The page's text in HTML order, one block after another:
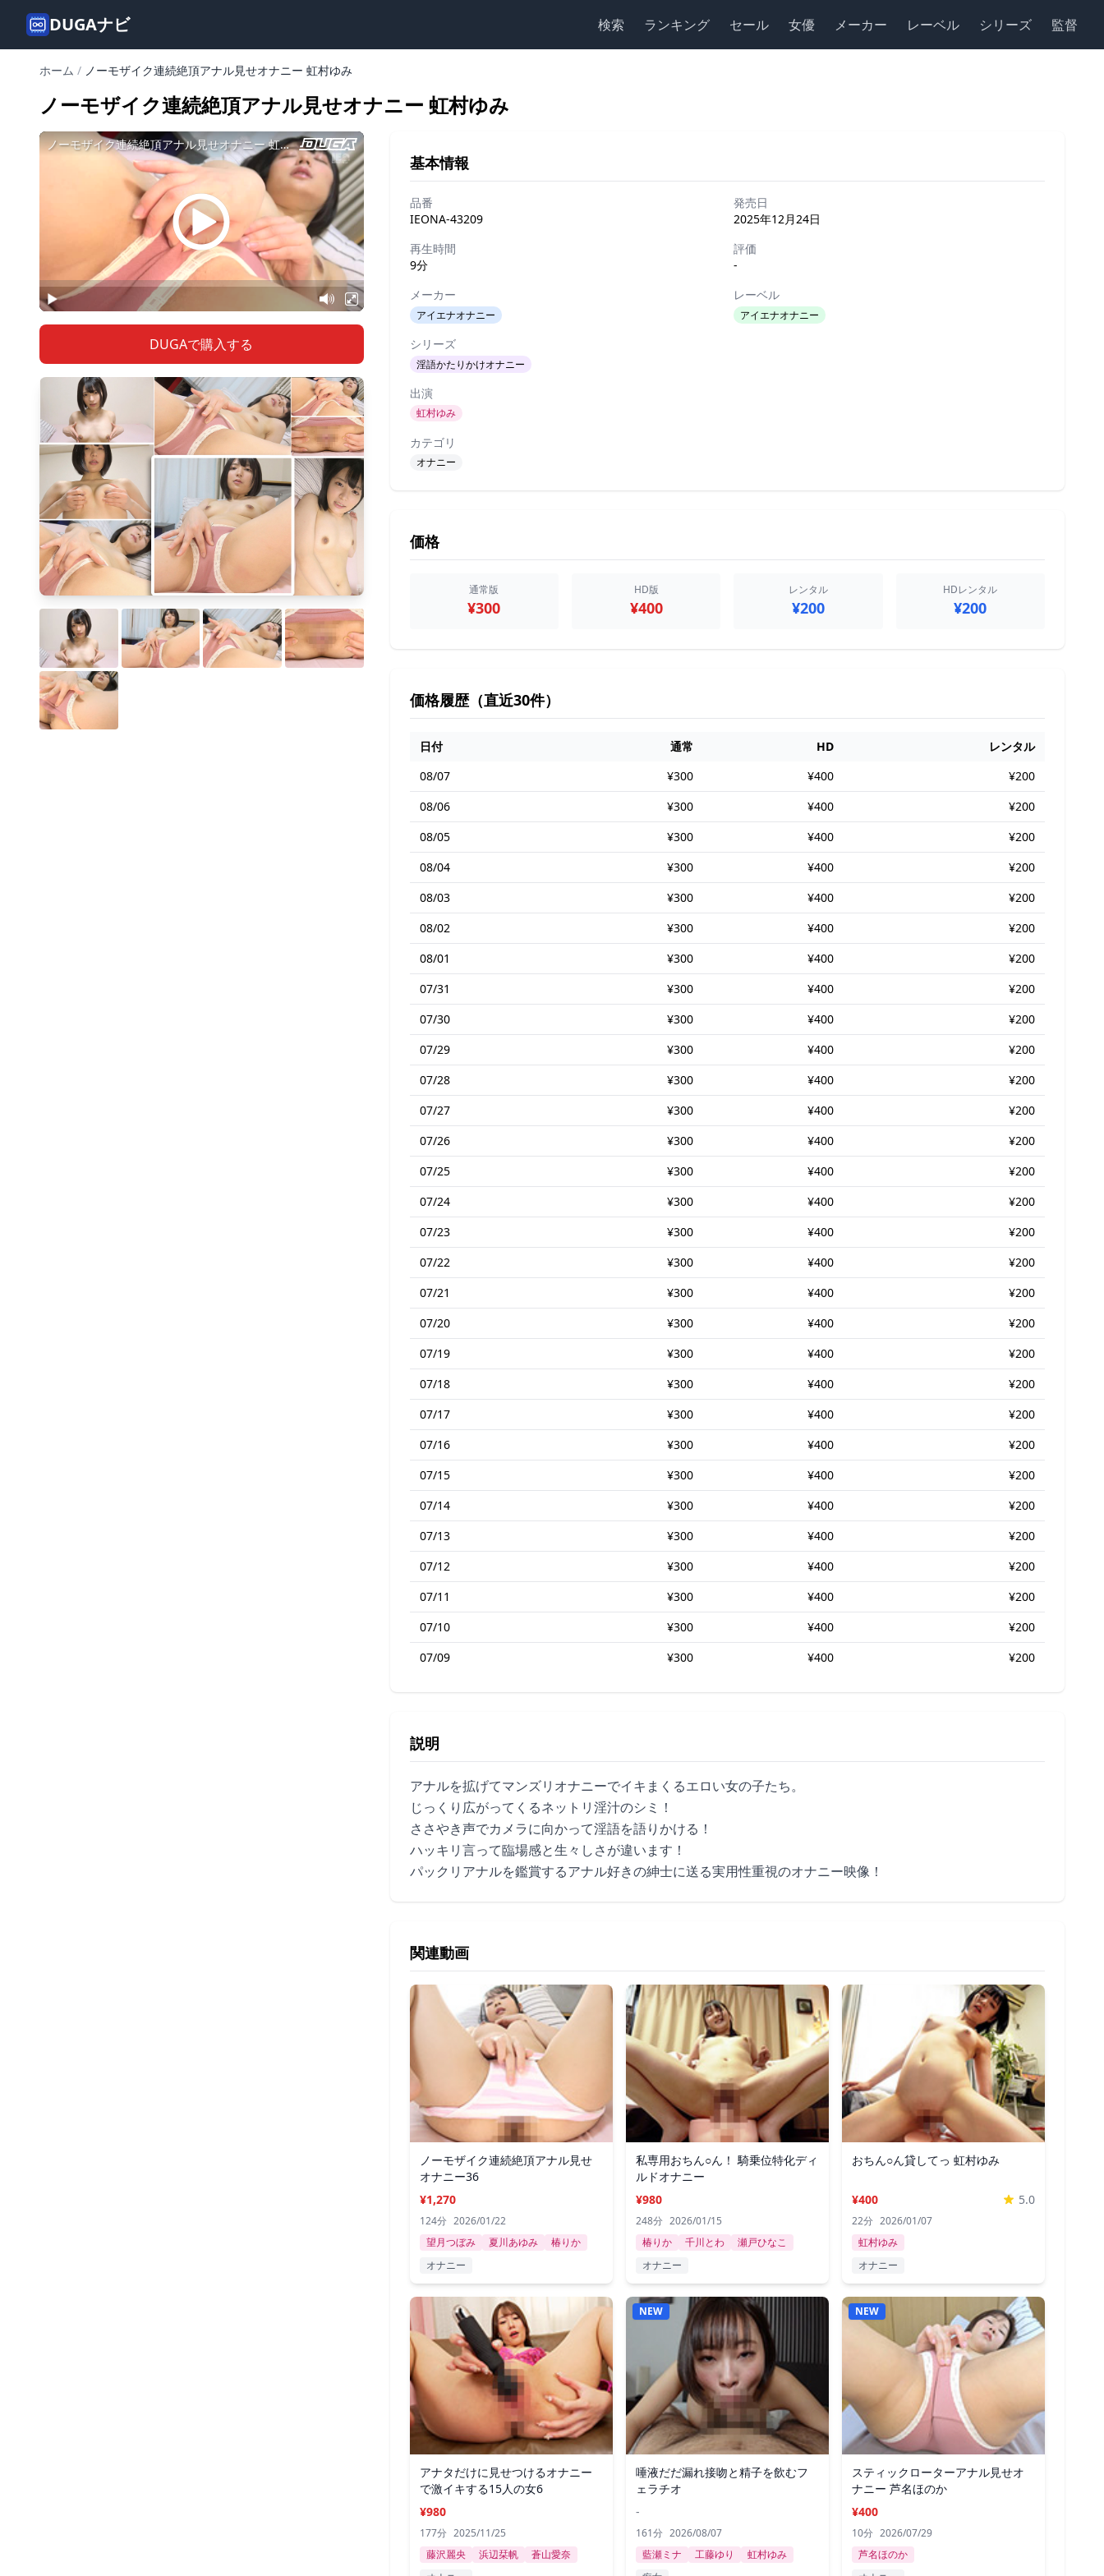
DUGAナビ 検索 ランキング セール 女優 メーカー レーベル シリーズ 監督
ホーム / ノーモザイク連続絶頂アナル見せオナニー 虹村ゆみ
ノーモザイク連続絶頂アナル見せオナニー 虹村ゆみ
DUGAで購入する
基本情報
品番
IEONA-43209
発売日
2025年12月24日
再生時間
9分
評価
-
メーカー
アイエナオナニー
レーベル
アイエナオナニー
シリーズ
淫語かたりかけオナニー
出演
虹村ゆみ
カテゴリ
オナニー
価格
通常版
¥300
HD版
¥400
レンタル
¥200
HDレンタル
¥200
価格履歴（直近30件）
日付 通常 HD
レンタル
08/07
¥300 ¥400
¥200
08/06
¥300 ¥400
¥200
08/05
¥300 ¥400
¥200
08/04
¥300 ¥400
¥200
08/03
¥300 ¥400
¥200
08/02
¥300 ¥400
¥200
08/01
¥300 ¥400
¥200
07/31
¥300 ¥400
¥200
07/30
¥300 ¥400
¥200
07/29
¥300 ¥400
¥200
07/28
¥300 ¥400
¥200
07/27
¥300 ¥400
¥200
07/26
¥300 ¥400
¥200
07/25
¥300 ¥400
¥200
07/24
¥300 ¥400
¥200
07/23
¥300 ¥400
¥200
07/22
¥300 ¥400
¥200
07/21
¥300 ¥400
¥200
07/20
¥300 ¥400
¥200
07/19
¥300 ¥400
¥200
07/18
¥300 ¥400
¥200
07/17
¥300 ¥400
¥200
07/16
¥300 ¥400
¥200
07/15
¥300 ¥400
¥200
07/14
¥300 ¥400
¥200
07/13
¥300 ¥400
¥200
07/12
¥300 ¥400
¥200
07/11
¥300 ¥400
¥200
07/10
¥300 ¥400
¥200
07/09
¥300 ¥400 ¥200
説明
アナルを拡げてマンズリオナニーでイキまくるエロい女の子たち。
じっくり広がってくるネットリ淫汁のシミ！
ささやき声でカメラに向かって淫語を語りかける！
ハッキリ言って臨場感と生々しさが違います！
パックリアナルを鑑賞するアナル好きの紳士に送る実用性重視のオナニー映像！
関連動画
ノーモザイク連続絶頂アナル見せ
オナニー36
¥1,270
124分 2026/01/22
望月つぼみ
夏川あゆみ
椿りか
オナニー
私専用おちん○ん！ 騎乗位特化ディ
ルドオナニー
¥980
248分 2026/01/15
椿りか
千川とわ
瀬戸ひなこ
オナニー
おちん○ん貸してっ 虹村ゆみ
¥400 5.0
22分 2026/01/07
虹村ゆみ
オナニー
アナタだけに見せつけるオナニー
で激イキする15人の女6
¥980
177分 2025/11/25
藤沢麗央
浜辺栞帆
蒼山愛奈
NEW
唾液だだ漏れ接吻と精子を飲むフ
ェラチオ
-
161分 2026/08/07
藍瀬ミナ
工藤ゆり
虹村ゆみ
NEW
スティックローターアナル見せオ
ナニー 芦名ほのか
¥400
10分 2026/07/29
芦名ほのか